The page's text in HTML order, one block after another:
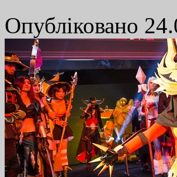
Опубліковано